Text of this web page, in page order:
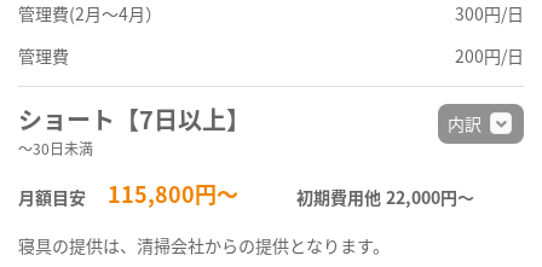
管理費(2月～4月）
300円/日
管理費
200円/日
ショート【7日以上】
～30日未満
月額目安 115,800円～ 初期費用他 22,000円〜
内訳
寝具の提供は、清掃会社からの提供となります。